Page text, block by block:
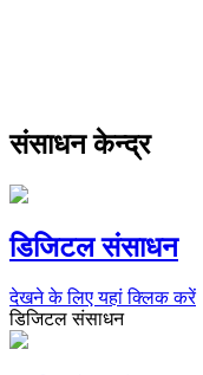
संसाधन केन्द्र
डिजिटल संसाधन
देखने के लिए यहां क्लिक करें
डिजिटल संसाधन